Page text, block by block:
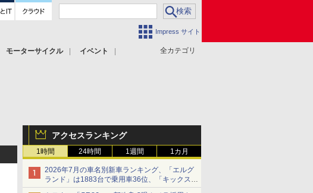
Impress サイト
全カテゴリ
モーターサイクル
イベント
アクセスランキング
1時間 24時間 1週間 1カ月
2026年7月の車名別新車ランキング、「エルグ
ランド」は1883台で乗用車36位、「キックス」
は2591台で27位に